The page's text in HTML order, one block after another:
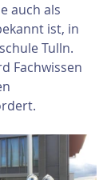
auch als
ist, in
Tulln.
Fachwissen